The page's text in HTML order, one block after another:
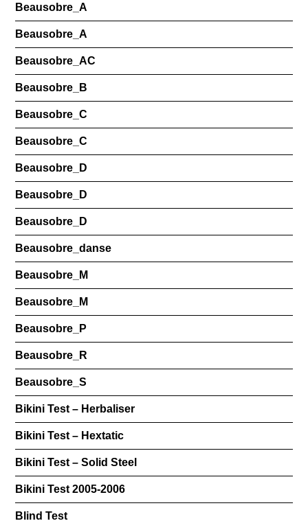
Beausobre_A
Beausobre_A
Beausobre_AC
Beausobre_B
Beausobre_C
Beausobre_C
Beausobre_D
Beausobre_D
Beausobre_D
Beausobre_danse
Beausobre_M
Beausobre_M
Beausobre_P
Beausobre_R
Beausobre_S
Bikini Test – Herbaliser
Bikini Test – Hextatic
Bikini Test – Solid Steel
Bikini Test 2005-2006
Blind Test